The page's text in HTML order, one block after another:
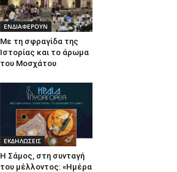
ΕΝΔΙΑΦΕΡΟΥΝ
Με τη σφραγίδα της
Ιστορίας και το άρωμα
του Μοσχάτου
ΕΚΔΗΛΩΣΕΙΣ
Η Σάμος, στη συνταγή
του μέλλοντος: «Ημέρα